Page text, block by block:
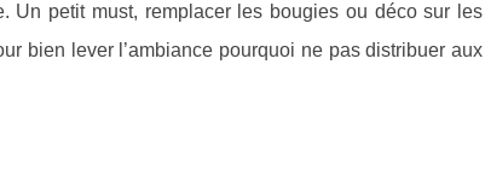
Un petit must, remplacer les bougies ou déco sur les
bien lever l’ambiance pourquoi ne pas distribuer aux